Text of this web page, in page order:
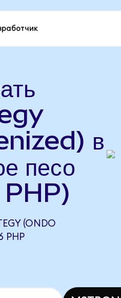
в
песо
(ONDO
PHP